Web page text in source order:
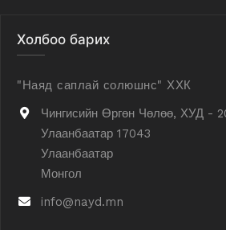
Холбоо барих
"Наяд саплай солюшнс" ХХК
Чингисийн Өргөн Чөлөө, ХУД -
Улаанбаатар 17043
Улаанбаатар
Монгол
info@nayd.mn